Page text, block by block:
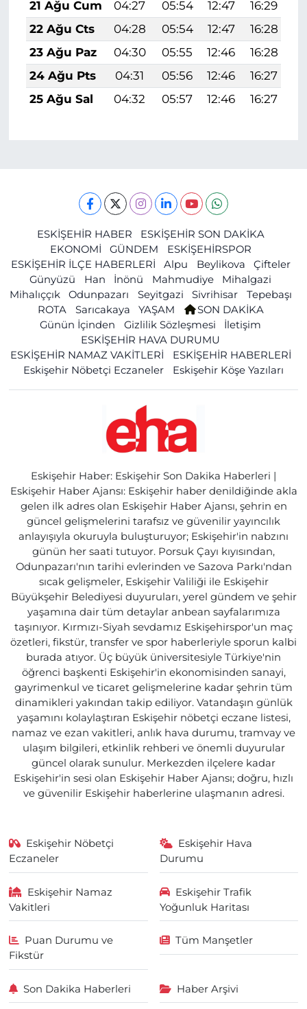
21 Ağu Cum 04:27 05:54 12:47 16:29
22 Ağu Cts
04:28 05:54 12:47 16:28
23 Ağu Paz
04:30 05:55 12:46 16:28
24 Ağu Pts
04:31 05:56 12:46 16:27
25 Ağu Sal
04:32 05:57 12:46 16:27
ESKİŞEHİR HABER
ESKİŞEHİR SON DAKİKA
EKONOMİ
GÜNDEM
ESKİŞEHİRSPOR
ESKİŞEHİR İLÇE HABERLERİ
Alpu Beylikova
Çifteler
Günyüzü
Han İnönü Mahmudiye
Mihalgazi
Mihalıççık
Odunpazarı Seyitgazi Sivrihisar
Tepebaşı
ROTA
Sarıcakaya YAŞAM
SON DAKİKA
Günün İçinden
Gizlilik Sözleşmesi
İletişim
ESKİŞEHİR HAVA DURUMU
ESKİŞEHİR NAMAZ VAKİTLERİ
ESKİŞEHİR HABERLERİ
Eskişehir Nöbetçi Eczaneler
Eskişehir Köşe Yazıları
Eskişehir Haber: Eskişehir Son Dakika Haberleri |
Eskişehir Haber Ajansı: Eskişehir haber denildiğinde akla
gelen ilk adres olan Eskişehir Haber Ajansı, şehrin en
güncel gelişmelerini tarafsız ve güvenilir yayıncılık
anlayışıyla okuruyla buluşturuyor; Eskişehir'in nabzını
günün her saati tutuyor. Porsuk Çayı kıyısından,
Odunpazarı'nın tarihi evlerinden ve Sazova Parkı'ndan
sıcak gelişmeler, Eskişehir Valiliği ile Eskişehir
Büyükşehir Belediyesi duyuruları, yerel gündem ve şehir
yaşamına dair tüm detaylar anbean sayfalarımıza
taşınıyor. Kırmızı-Siyah sevdamız Eskişehirspor'un maç
özetleri, fikstür, transfer ve spor haberleriyle sporun kalbi
burada atıyor. Üç büyük üniversitesiyle Türkiye'nin
öğrenci başkenti Eskişehir'in ekonomisinden sanayi,
gayrimenkul ve ticaret gelişmelerine kadar şehrin tüm
dinamikleri yakından takip ediliyor. Vatandaşın günlük
yaşamını kolaylaştıran Eskişehir nöbetçi eczane listesi,
namaz ve ezan vakitleri, anlık hava durumu, tramvay ve
ulaşım bilgileri, etkinlik rehberi ve önemli duyurular
güncel olarak sunulur. Merkezden ilçelere kadar
Eskişehir'in sesi olan Eskişehir Haber Ajansı; doğru, hızlı
ve güvenilir Eskişehir haberlerine ulaşmanın adresi.
Eskişehir Nöbetçi
Eczaneler
Eskişehir Hava
Durumu
Eskişehir Namaz
Vakitleri
Eskişehir Trafik
Yoğunluk Haritası
Puan Durumu ve
Fikstür
Tüm Manşetler
Son Dakika Haberleri Haber Arşivi